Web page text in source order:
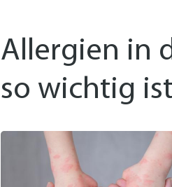
Allergien in
so wichtig ist